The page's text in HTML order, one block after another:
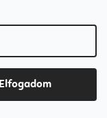
Elfogadom